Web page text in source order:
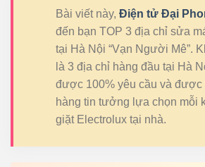
Bài viết này, Điện tử Đại
đến bạn TOP 3 địa chỉ sửa
tại Hà Nội “Vạn Người Mê”.
là 3 địa chỉ hàng đầu tại Hà
được 100% yêu cầu và được
hàng tin tưởng lựa chọn mỗi
giặt Electrolux tại nhà.